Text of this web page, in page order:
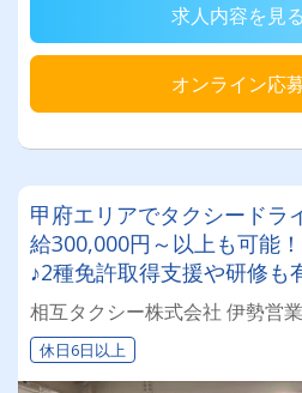
求人内容を見る
オンライン応
甲府エリアでタクシードラ
給300,000円～以上も可能
♪2種免許取得支援や研修も
タクシー会社
相互タクシー株式会社 伊勢営
休日6日以上